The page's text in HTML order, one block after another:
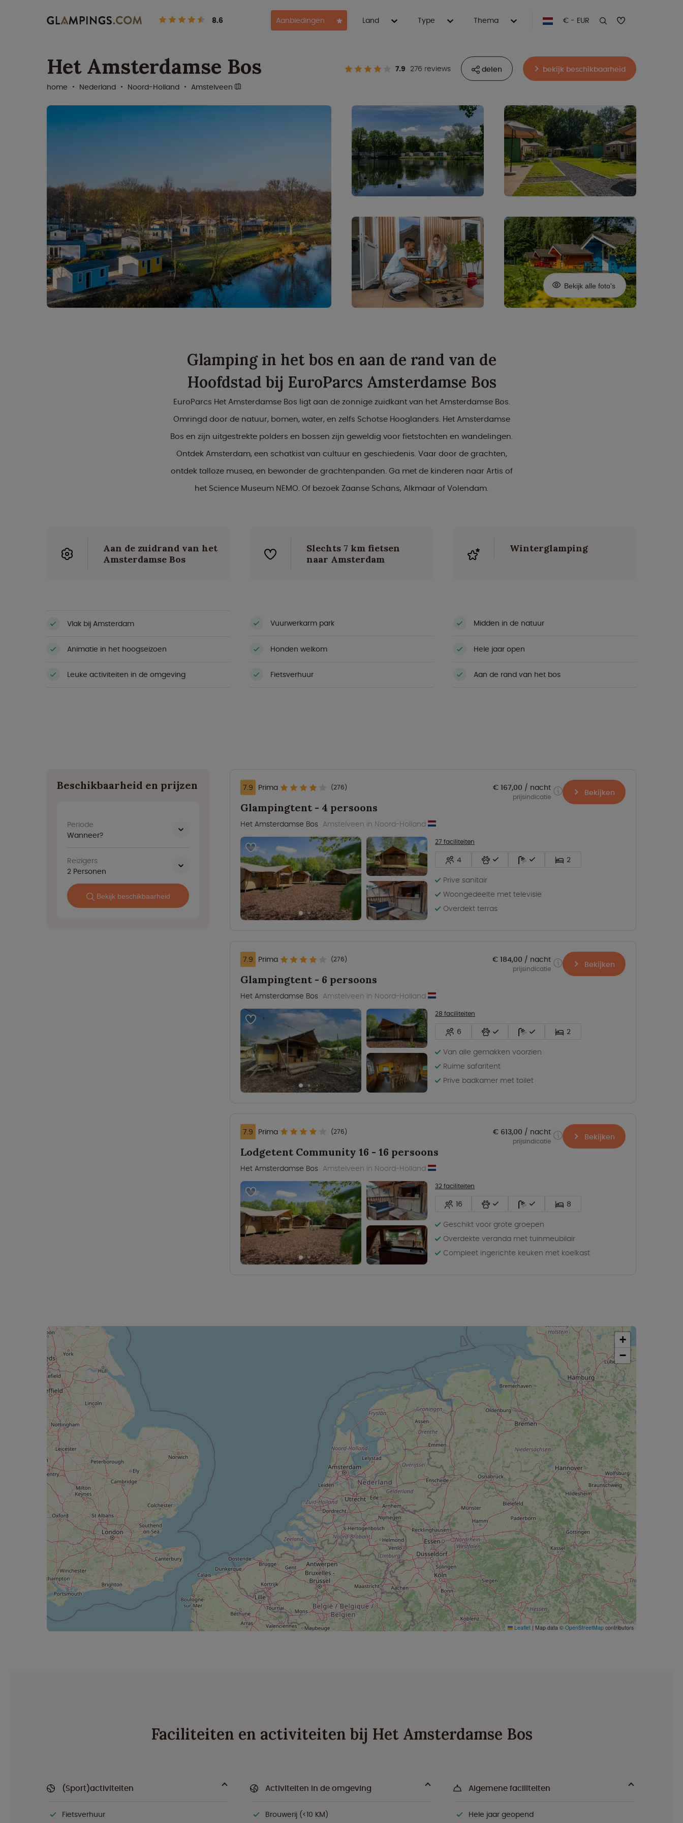
8.6 Aanbiedingen Land Type Thema € - EUR
Het Amsterdamse Bos 7.9 276 reviews
home
Nederland Noord-Holland Amstelveen
delen bekijk beschikbaarheid
Bekijk alle foto's
Glamping in het bos en aan de rand van de
Hoofdstad bij EuroParcs Amsterdamse Bos
EuroParcs Het Amsterdamse Bos ligt aan de zonnige zuidkant van het Amsterdamse Bos.
Omringd door de natuur, bomen, water, en zelfs Schotse Hooglanders. Het Amsterdamse
Bos en zijn uitgestrekte polders en bossen zijn geweldig voor fietstochten en wandelingen.
Ontdek Amsterdam, een schatkist van cultuur en geschiedenis. Vaar door de grachten,
ontdek talloze musea, en bewonder de grachtenpanden. Ga met de kinderen naar Artis of
het Science Museum NEMO. Of bezoek Zaanse Schans, Alkmaar of Volendam.
Aan de zuidrand van het
Amsterdamse Bos
Slechts 7 km fietsen
naar Amsterdam
Winterglamping
Vlak bij Amsterdam Vuurwerkarm park Midden in de natuur
Animatie in het hoogseizoen Honden welkom Hele jaar open
Leuke activiteiten in de omgeving Fietsverhuur Aan de rand van het bos
Beschikbaarheid en prijzen
Periode
Wanneer?
Reizigers
2 Personen
Bekijk beschikbaarheid
7.9 Prima (276)
Glampingtent - 4 persoons
Het Amsterdamse Bos Amstelveen in Noord-Holland
27 faciliteiten
4
2
Prive sanitair
Woongedeelte met televisie
Overdekt terras
€ 167,00 nacht
prijsindicatie Bekijken
7.9 Prima (276)
Glampingtent - 6 persoons
Het Amsterdamse Bos Amstelveen in Noord-Holland
28 faciliteiten
6
2
Van alle gemakken voorzien
Ruime safaritent
Prive badkamer met toilet
€ 184,00 nacht
prijsindicatie Bekijken
7.9 Prima (276)
Lodgetent Community 16 - 16 persoons
Het Amsterdamse Bos Amstelveen in Noord-Holland
32 faciliteiten
16
8
Geschikt voor grote groepen
Overdekte veranda met tuinmeubilair
Compleet ingerichte keuken met koelkast
€ 613,00 nacht
prijsindicatie Bekijken
+
−
Leaflet | Map data © OpenStreetMap contributors
Faciliteiten en activiteiten bij Het Amsterdamse Bos
(Sport)activiteiten
Fietsverhuur
Activiteiten in de omgeving
Brouwerij (<10 KM)
Algemene faciliteiten
Hele jaar geopend